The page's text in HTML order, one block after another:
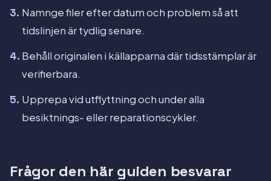
Namnge filer efter datum och problem så att
tidslinjen är tydlig senare.
Behåll originalen i källapparna där tidsstämplar är
verifierbara.
Upprepa vid utflyttning och under alla
besiktnings- eller reparationscykler.
Frågor den här guiden besvarar